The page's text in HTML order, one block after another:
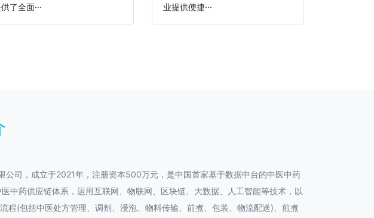
了全面···
业提供便捷···
司，成立于2021年，注册资本500万元，是中国首家基于数据中台的中医中药
中药供应链体系，运用互联网、物联网、区块链、大数据、人工智能等技术，以
(包括中医处方管理、调剂、浸泡、物料传输、前煮、包装、物流配送)、煎煮